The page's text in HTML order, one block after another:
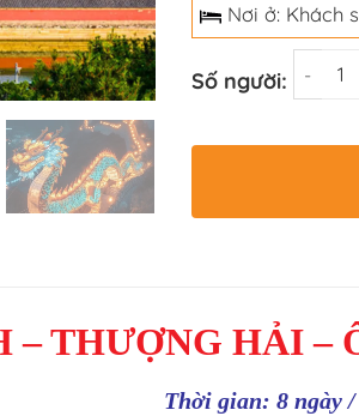
Nơi ở: Khách
Số người:
Số lượng
– THƯỢNG HẢI –
Thời gian: 8 ngày /